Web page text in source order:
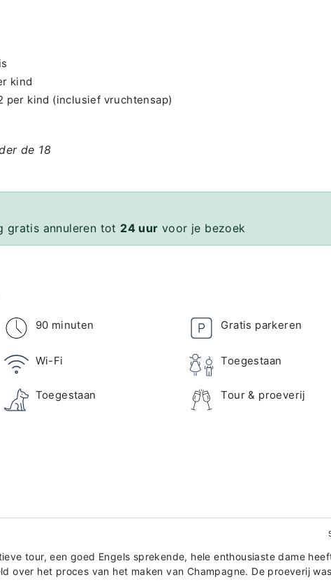
kind
per kind (inclusief vruchtensap)
de 18
gratis annuleren tot 24 uur voor je bezoek
90 minuten Gratis parkeren
Wi-Fi Toegestaan
Toegestaan Tour & proeverij
tour, een goed Engels sprekende, hele enthousiaste dame
over het proces van het maken van Champagne. De proeverij was